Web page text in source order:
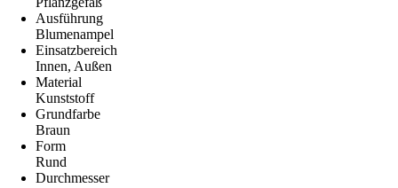
Ausführung
Blumenampel
Einsatzbereich
Innen, Außen
Material
Kunststoff
Grundfarbe
Braun
Form
Rund
Durchmesser